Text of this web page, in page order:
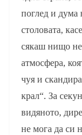
поглед и дума
столовата,
сякаш нищо не
атмосфера,
чуя и
крал“. За
видяното,
не мога да си